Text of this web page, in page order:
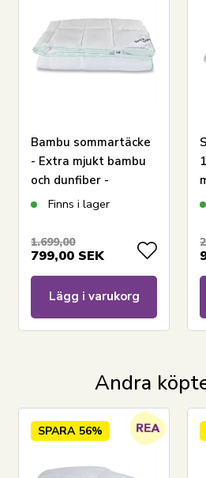
LÄGG I
Läs vår
Läs om skötsel av
Se vårt stora
Har du frågor om
Bambu sommartäcke
- Extra mjukt bambu
och dunfiber -
150x210 cm - Borg
Finns i lager
1.699,00
799,00 SEK
Lägg i varukorg
-
Andra
SPARA 56%